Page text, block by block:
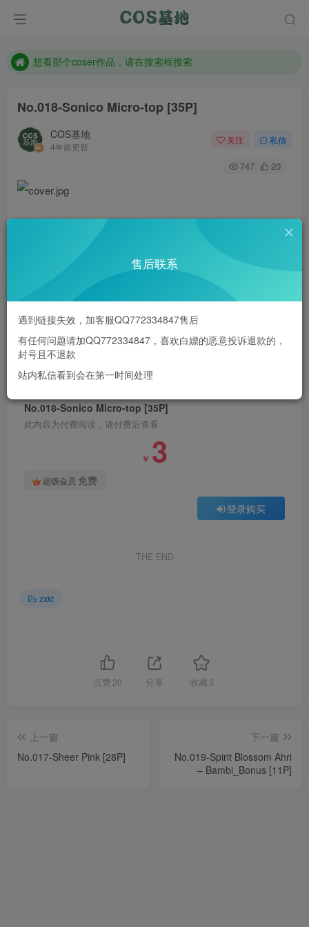
现在遇到数据丢失，售后QQ:772334847
想看那个coser作品，请在搜索框搜索
No.018-Sonico Micro-top [35P]
COS基地
4年前更新
关注 私信
747 20
此处内容已隐藏，请付费后查看
No.018-Sonico Micro-top [35P]
此内容为付费阅读，请付费后查看
￥ 3
超级会员 免费
登录购买
THE END
zxkt
点赞 20 分享 收藏 3
上一篇
No.017-Sheer Pink [28P]
下一篇
No.019-Spirit Blossom Ahri
– Bambi_Bonus [11P]
售后联系
遇到链接失效，加客服QQ772334847售后
有任何问题请加QQ772334847，喜欢白嫖的恶意投诉退款的，
封号且不退款
站内私信看到会在第一时间处理